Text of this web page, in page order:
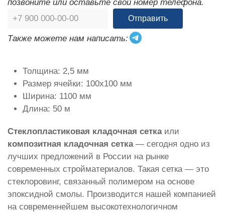
позвоните или оставьте свой номер телефона.
Отправить
Также можете нам написать:
Толщина: 2,5 мм
Размер ячейки: 100х100 мм
Ширина: 1100 мм
Длина: 50 м
Стеклопластиковая кладочная сеткаили
композитная кладочная сетка— сегодня одно из
лучших предложений в России на рынке
современных стройматериалов. Такая сетка — это
стеклоровинг, связанный полимером на основе
эпоксидной смолы. Производится нашей компанией
на современнейшем высокотехнологичном